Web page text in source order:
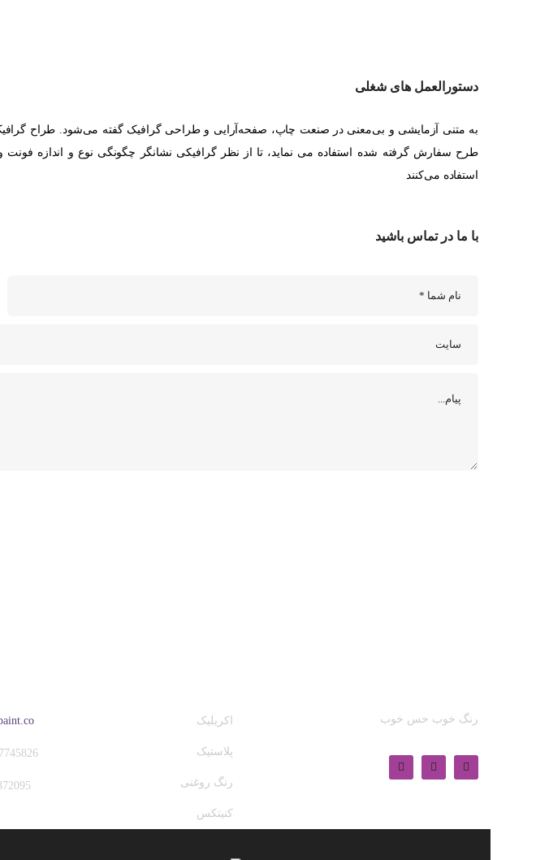
دستورالعمل های شغلی
به متنی آزمایشی و بی‌معنی در صنعت چاپ، صفحه‌آرایی و طراحی گرافیک گفته می‌شود. طراح
طرح سفارش گرفته شده استفاده می نماید، تا از نظر گرافیکی نشانگر چگونگی نوع و اندازه
استفاده می‌کنند
با ما در تماس باشید
رنگ خوب حس خوب اکریلیک
پلاستیک
رنگ روغنی
کنیتکس